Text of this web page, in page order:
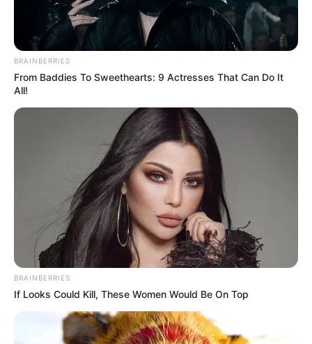
DETAIL ROMANTIKA DI RUSUN
Mute
Judul: Romantika di Rusun
Genre: Komedi, Drama
Negara: Indonesia
Sutradara: Epi zein
Produser: –
BRAINBERRIES
From Baddies To Sweethearts: 9 Actresses That Can Do It
All!
BRAINBERRIES
If Looks Could Kill, These Women Would Be On Top